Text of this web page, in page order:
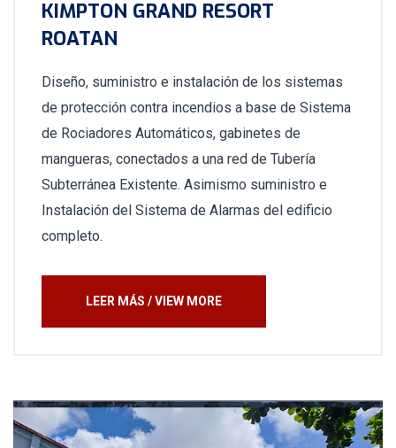
KIMPTON GRAND RESORT
ROATAN
Diseño, suministro e instalación de los sistemas
de protección contra incendios a base de Sistema
de Rociadores Automáticos, gabinetes de
mangueras, conectados a una red de Tubería
Subterránea Existente. Asimismo suministro e
Instalación del Sistema de Alarmas del edificio
completo.
LEER MÁS / VIEW MORE